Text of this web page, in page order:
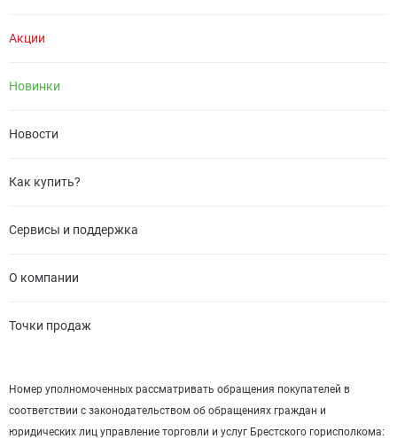
Акции
Новинки
Новости
Как купить?
Сервисы и поддержка
О компании
Точки продаж
Номер уполномоченных рассматривать обращения покупателей в
соответствии с законодательством об обращениях граждан и
юридических лиц управление торговли и услуг Брестского горисполкома: